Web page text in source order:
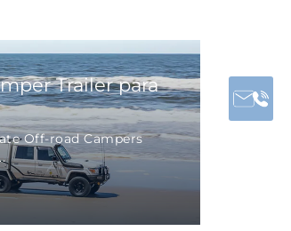
Trailer para
Off-road Campers